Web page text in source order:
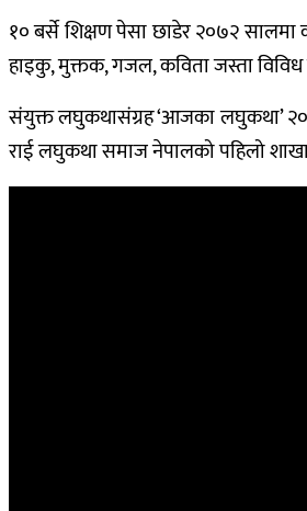
१० बर्से शिक्षण पेसा छाडेर २०७२ सालमा
हाइकु, मुक्तक, गजल, कविता जस्ता विविध
संयुक्त लघुकथासंग्रह ‘आजका लघुकथा’
राई लघुकथा समाज नेपालको पहिलो